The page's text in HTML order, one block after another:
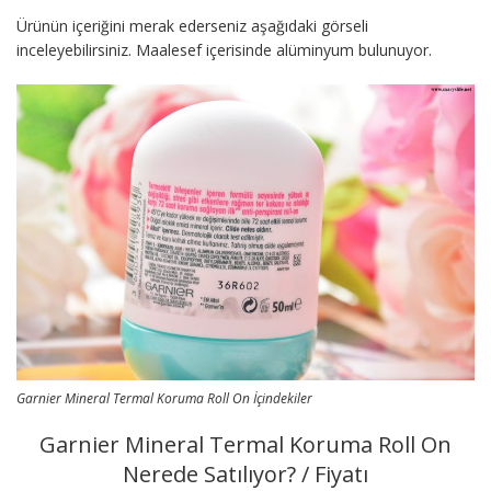
Ürünün içeriğini merak ederseniz aşağıdaki görseli
inceleyebilirsiniz. Maalesef içerisinde alüminyum bulunuyor.
Garnier Mineral Termal Koruma Roll On İçindekiler
Garnier Mineral Termal Koruma Roll On
Nerede Satılıyor? / Fiyatı